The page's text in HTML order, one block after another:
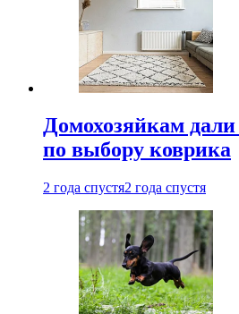
Домохозяйкам
по выбору коврика
2 года спустя2 года спустя